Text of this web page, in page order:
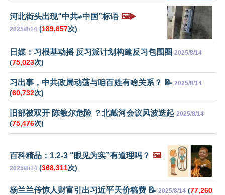
河北街头出现“中共≠中国”标语 🖼️▶️
2025/8/14 (189,657次)
日媒：习根基动摇 反习派计划构建反习包围圈 2025/8/14
(75,023次)
习出事，中共政局动荡与咱百姓有啥关系？ 📝 2025/8/14
(60,732次)
旧部被双开 陈敏尔危险 ？北戴河会议风波迭起 2025/8/14
(75,476次)
百科精品：1.2-3 “眼见为实”有道理吗？ 🖼️
2025/8/14 (368,311次)
杨兰兰传惊人财富引出习近平天价稿费 📝 2025/8/14 (77,260